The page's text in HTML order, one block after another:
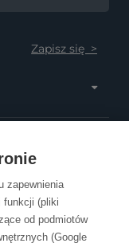
zapewnienia
funkcji (pliki
od podmiotów
(Google